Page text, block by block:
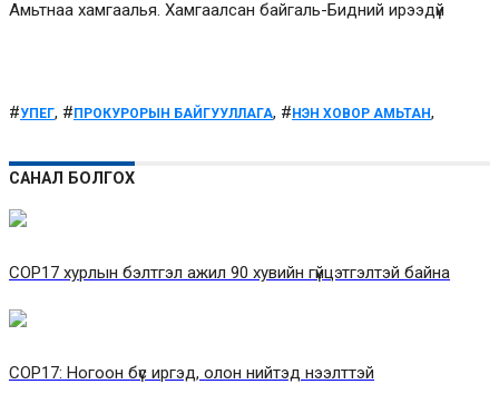
Амьтнаа хамгаалья. Хамгаалсан байгаль-Бидний ирээдүй
#УПЕГ, # ПРОКУРОРЫН БАЙГУУЛЛАГА, # НЭН ХОВОР АМЬТАН,
САНАЛ БОЛГОХ
COP17 хурлын бэлтгэл ажил 90 хувийн гүйцэтгэлтэй байна
COP17: Ногоон бүс иргэд, олон нийтэд нээлттэй